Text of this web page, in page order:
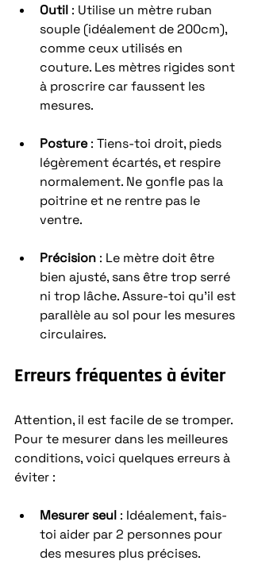
Outil : Utilise un mètre ruban
souple (idéalement de 200cm),
comme ceux utilisés en
couture. Les mètres rigides sont
à proscrire car faussent les
mesures.
Posture : Tiens-toi droit, pieds
légèrement écartés, et respire
normalement. Ne gonfle pas la
poitrine et ne rentre pas le
ventre.
Précision : Le mètre doit être
bien ajusté, sans être trop serré
ni trop lâche. Assure-toi qu’il est
parallèle au sol pour les mesures
circulaires.
Erreurs fréquentes à éviter
Attention, il est facile de se tromper.
Pour te mesurer dans les meilleures
conditions, voici quelques erreurs à
éviter :
Mesurer seul : Idéalement, fais-
toi aider par 2 personnes pour
des mesures plus précises.